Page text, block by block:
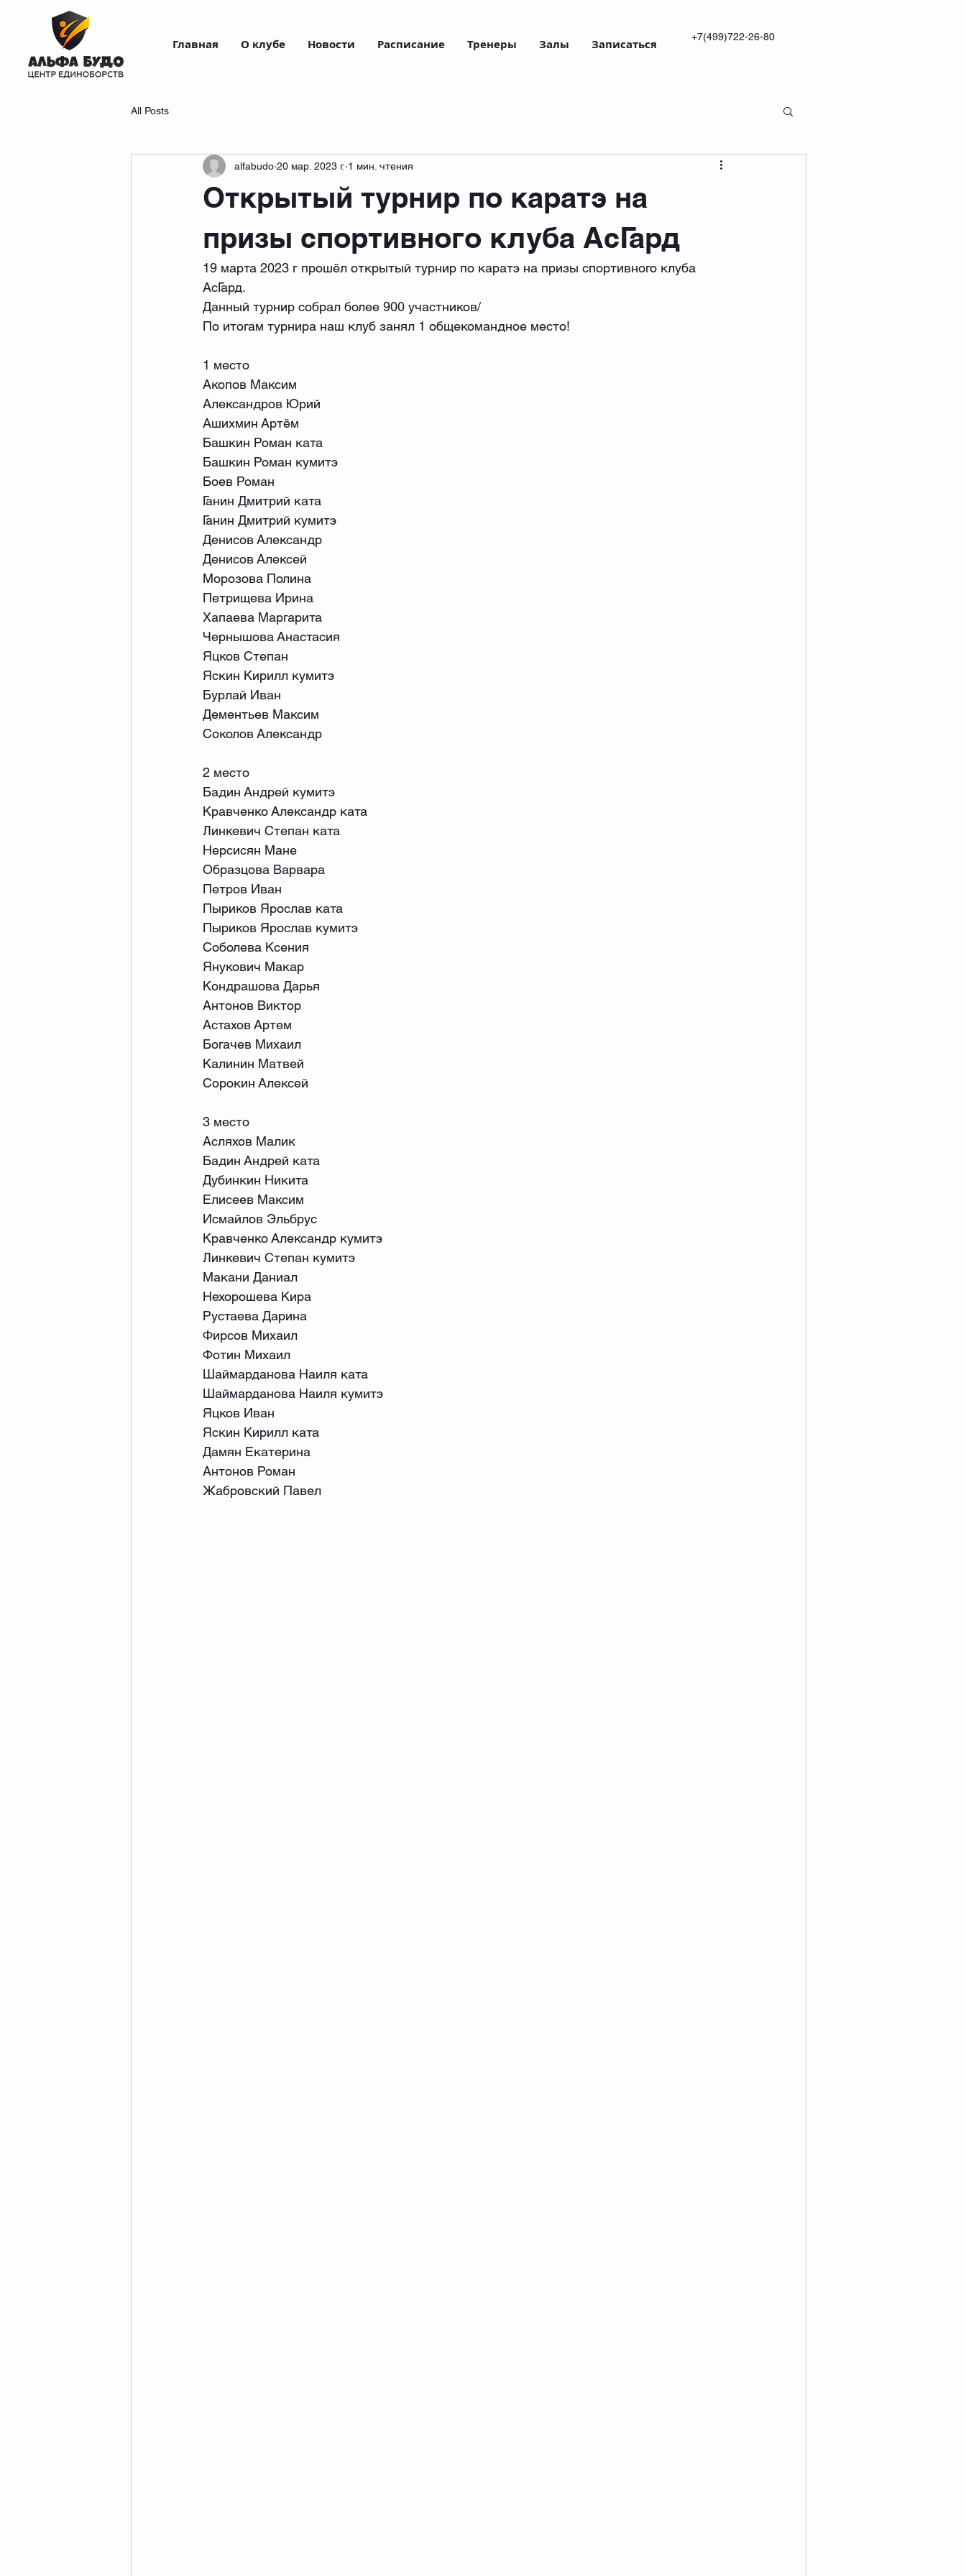
Главная О клубе Новости Расписание Тренеры Залы Записаться +7(499)722-26-80
All Posts
Открытый турнир по каратэ на
призы спортивного клуба АсГард
alfabudo 20 мар. 2023 г. 1 мин. чтения
19 марта 2023 г прошёл открытый турнир по каратэ на призы спортивного клуба
АсГард.
Данный турнир собрал более 900 участников/
По итогам турнира наш клуб занял 1 общекомандное место!
1 место
Акопов Максим
Александров Юрий
Ашихмин Артём
Башкин Роман ката
Башкин Роман кумитэ
Боев Роман
Ганин Дмитрий ката
Ганин Дмитрий кумитэ
Денисов Александр
Денисов Алексей
Морозова Полина
Петрищева Ирина
Хапаева Маргарита
Чернышова Анастасия
Яцков Степан
Яскин Кирилл кумитэ
Бурлай Иван
Дементьев Максим
Соколов Александр
2 место
Бадин Андрей кумитэ
Кравченко Александр ката
Линкевич Степан ката
Нерсисян Мане
Образцова Варвара
Петров Иван
Пыриков Ярослав ката
Пыриков Ярослав кумитэ
Соболева Ксения
Янукович Макар
Кондрашова Дарья
Антонов Виктор
Астахов Артем
Богачев Михаил
Калинин Матвей
Сорокин Алексей
3 место
Асляхов Малик
Бадин Андрей ката
Дубинкин Никита
Елисеев Максим
Исмайлов Эльбрус
Кравченко Александр кумитэ
Линкевич Степан кумитэ
Макани Даниал
Нехорошева Кира
Рустаева Дарина
Фирсов Михаил
Фотин Михаил
Шаймарданова Наиля ката
Шаймарданова Наиля кумитэ
Яцков Иван
Яскин Кирилл ката
Дамян Екатерина
Антонов Роман
Жабровский Павел